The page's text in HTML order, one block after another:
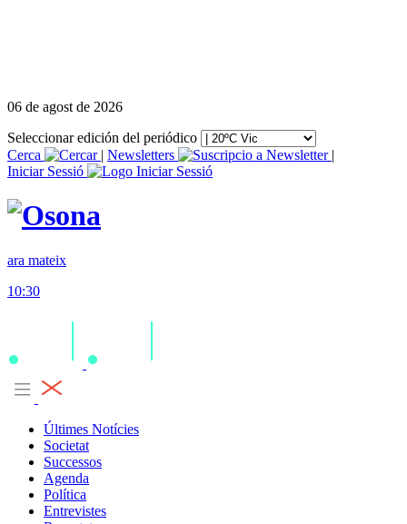
06 de agost de 2026
Seleccionar edición del periódico
Cerca
| Newsletters
|
Iniciar Sessió
ara mateix
10:30
Últimes Notícies
Societat
Successos
Agenda
Política
Entrevistes